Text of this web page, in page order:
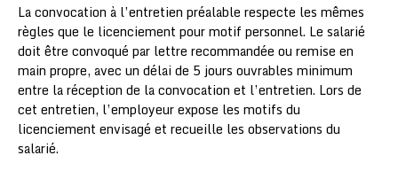
La convocation à l’entretien préalable respecte les mêmes
règles que le licenciement pour motif personnel. Le salarié
doit être convoqué par lettre recommandée ou remise en
main propre, avec un délai de 5 jours ouvrables minimum
entre la réception de la convocation et l’entretien. Lors de
cet entretien, l’employeur expose les motifs du
licenciement envisagé et recueille les observations du
salarié.